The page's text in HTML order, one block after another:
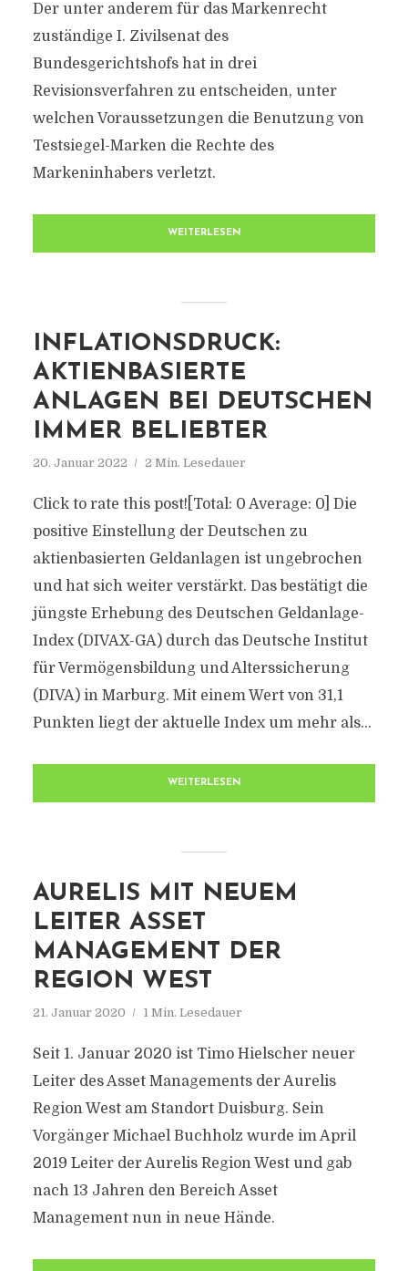
Der unter anderem für das Markenrecht
zuständige I. Zivilsenat des
Bundesgerichtshofs hat in drei
Revisionsverfahren zu entscheiden, unter
welchen Voraussetzungen die Benutzung von
Testsiegel-Marken die Rechte des
Markeninhabers verletzt.
WEITERLESEN
INFLATIONSDRUCK:
AKTIENBASIERTE
ANLAGEN BEI DEUTSCHEN
IMMER BELIEBTER
20. Januar 2022 2 Min. Lesedauer
Click to rate this post![Total: 0 Average: 0] Die
positive Einstellung der Deutschen zu
aktienbasierten Geldanlagen ist ungebrochen
und hat sich weiter verstärkt. Das bestätigt die
jüngste Erhebung des Deutschen Geldanlage-
Index (DIVAX-GA) durch das Deutsche Institut
für Vermögensbildung und Alterssicherung
(DIVA) in Marburg. Mit einem Wert von 31,1
Punkten liegt der aktuelle Index um mehr als...
WEITERLESEN
AURELIS MIT NEUEM
LEITER ASSET
MANAGEMENT DER
REGION WEST
21. Januar 2020 1 Min. Lesedauer
Seit 1. Januar 2020 ist Timo Hielscher neuer
Leiter des Asset Managements der Aurelis
Region West am Standort Duisburg. Sein
Vorgänger Michael Buchholz wurde im April
2019 Leiter der Aurelis Region West und gab
nach 13 Jahren den Bereich Asset
Management nun in neue Hände.